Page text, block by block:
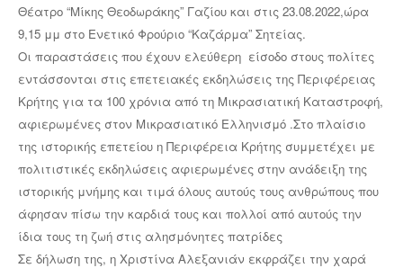
Θέατρο “Μίκης Θεοδωράκης” Γαζίου και στις 23.08.2022,ώρα
9,15 μμ στο Ενετικό Φρούριο “Καζάρμα” Σητείας.
Οι παραστάσεις που έχουν ελεύθερη είσοδο στους πολίτες
εντάσσονται στις επετειακές εκδηλώσεις της Περιφέρειας
Κρήτης για τα 100 χρόνια από τη Μικρασιατική Καταστροφή,
αφιερωμένες στον Μικρασιατικό Ελληνισμό .Στο πλαίσιο
της ιστορικής επετείου η Περιφέρεια Κρήτης συμμετέχει με
πολιτιστικές εκδηλώσεις αφιερωμένες στην ανάδειξη της
ιστορικής μνήμης και τιμά όλους αυτούς τους ανθρώπους που
άφησαν πίσω την καρδιά τους και πολλοί από αυτούς την
ίδια τους τη ζωή στις αλησμόνητες πατρίδες
Σε δήλωση της, η Χριστίνα Αλεξανιάν εκφράζει την χαρά